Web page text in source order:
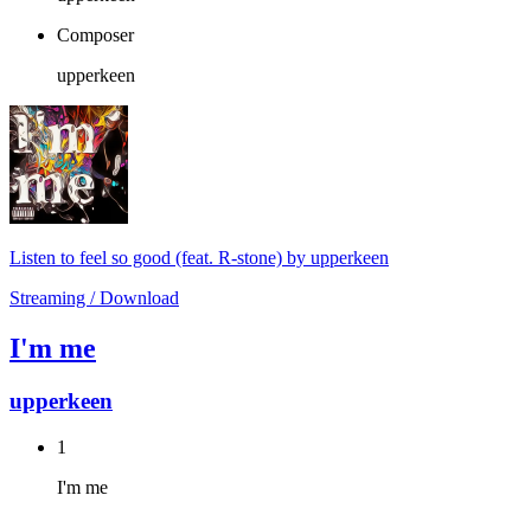
Composer
upperkeen
Listen to feel so good (feat. R-stone) by upperkeen
Streaming / Download
I'm me
upperkeen
1
I'm me